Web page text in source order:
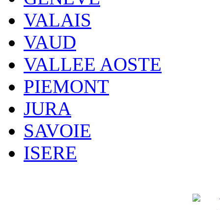
VALAIS
VAUD
VALLEE AOSTE
PIEMONT
JURA
SAVOIE
ISERE